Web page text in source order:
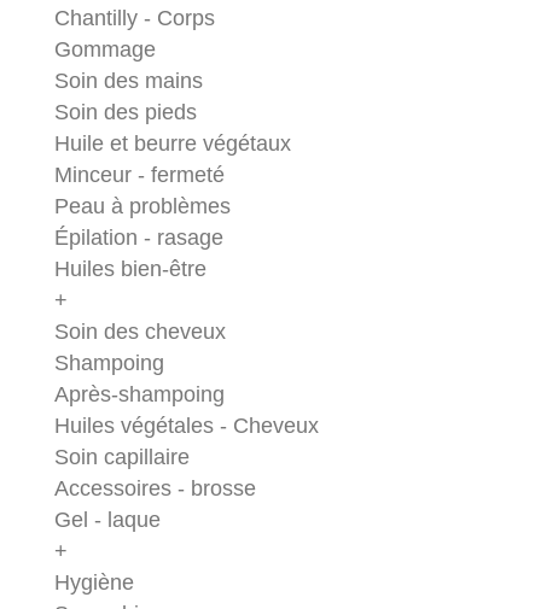
Chantilly - Corps
Gommage
Soin des mains
Soin des pieds
Huile et beurre végétaux
Minceur - fermeté
Peau à problèmes
Épilation - rasage
Huiles bien-être
+
Soin des cheveux
Shampoing
Après-shampoing
Huiles végétales - Cheveux
Soin capillaire
Accessoires - brosse
Gel - laque
+
Hygiène